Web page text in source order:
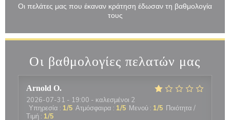
Οι βαθμολογίες πελατών μας
Arnold O
2026-07-31 - 19:00 - καλεσμένοι 2
Υπηρεσία : 1/5 Ατμόσφαιρα : 1/5 Μενού : 1/5 Ποιότητα /
Τιμή : 1/5
Οι πελάτες μας που έκαναν κράτηση έδωσαν τη βαθμολογία
τους